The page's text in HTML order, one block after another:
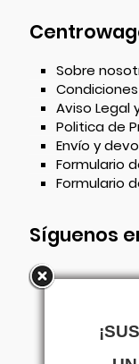
Sobre
Aviso Legal
Politica de
Envío y
Formulario
Formulario
Síguenos